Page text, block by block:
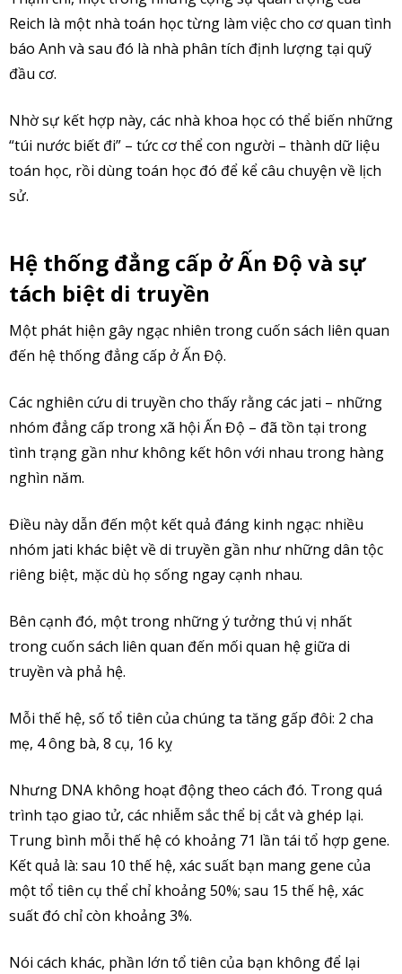
Reich là một nhà toán học từng làm việc cho cơ quan tình
báo Anh và sau đó là nhà phân tích định lượng tại quỹ
đầu cơ.
Nhờ sự kết hợp này, các nhà khoa học có thể biến những
“túi nước biết đi” – tức cơ thể con người – thành dữ liệu
toán học, rồi dùng toán học đó để kể câu chuyện về lịch
sử.
Hệ thống đẳng cấp ở Ấn Độ và sự
tách biệt di truyền
Một phát hiện gây ngạc nhiên trong cuốn sách liên quan
đến hệ thống đẳng cấp ở Ấn Độ.
Các nghiên cứu di truyền cho thấy rằng các jati – những
nhóm đẳng cấp trong xã hội Ấn Độ – đã tồn tại trong
tình trạng gần như không kết hôn với nhau trong hàng
nghìn năm.
Điều này dẫn đến một kết quả đáng kinh ngạc: nhiều
nhóm jati khác biệt về di truyền gần như những dân tộc
riêng biệt, mặc dù họ sống ngay cạnh nhau.
Bên cạnh đó, một trong những ý tưởng thú vị nhất
trong cuốn sách liên quan đến mối quan hệ giữa di
truyền và phả hệ.
Mỗi thế hệ, số tổ tiên của chúng ta tăng gấp đôi: 2 cha
mẹ, 4 ông bà, 8 cụ, 16 kỵ
Nhưng DNA không hoạt động theo cách đó. Trong quá
trình tạo giao tử, các nhiễm sắc thể bị cắt và ghép lại.
Trung bình mỗi thế hệ có khoảng 71 lần tái tổ hợp gene.
Kết quả là: sau 10 thế hệ, xác suất bạn mang gene của
một tổ tiên cụ thể chỉ khoảng 50%; sau 15 thế hệ, xác
suất đó chỉ còn khoảng 3%.
Nói cách khác, phần lớn tổ tiên của bạn không để lại